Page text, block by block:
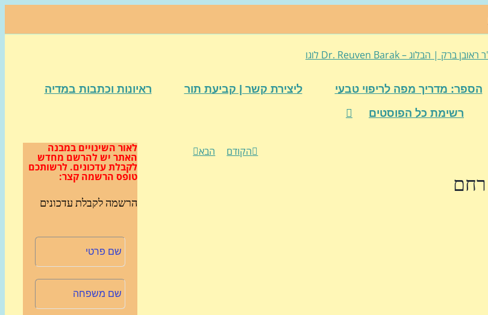
הספר: מדריך מפה לריפוי טבעי ליצירת קשר | קביעת תור
ראיונות וכתבות במדיה
רשימת כל הפוסטים
הקודם הבא לאור השינויים במבנה
האתר יש להרשם מחדש
לקבלת עדכונים. לרשותכם
טופס הרשמה קצר:
הרשמה לקבלת עדכונים